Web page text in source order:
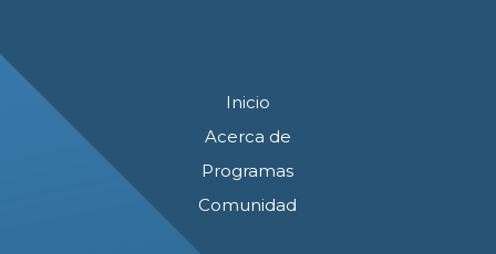
Inicio
Acerca de
Programas
Comunidad